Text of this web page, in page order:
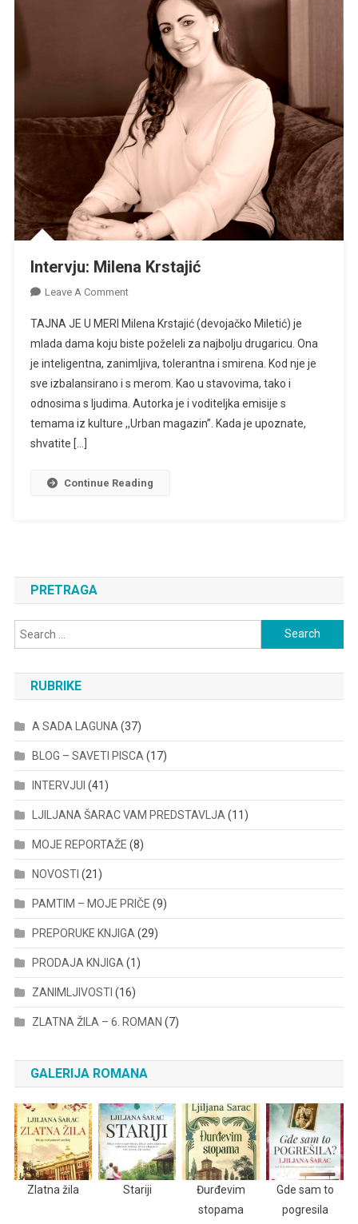
Intervju: Milena Krstajić
Leave A CommentOn
Milena
Krstajić
TAJNA JE U MERI Milena Krstajić (devojačko Miletić) je
mlada dama koju biste poželeli za najbolju drugaricu. Ona
je inteligentna, zanimljiva, tolerantna i smirena. Kod nje je
sve izbalansirano i s merom. Kao u stavovima, tako i
odnosima s ljudima. Autorka je i voditeljka emisije s
temama iz kulture ,,Urban magazin”. Kada je upoznate,
shvatite […]
Continue Reading
PRETRAGA
Search
for:
RUBRIKE
A SADA LAGUNA (37)
BLOG – SAVETI PISCA (17)
INTERVJUI (41)
LJILJANA ŠARAC VAM PREDSTAVLJA (11)
MOJE REPORTAŽE (8)
NOVOSTI (21)
PAMTIM – MOJE PRIČE (9)
PREPORUKE KNJIGA (29)
PRODAJA KNJIGA (1)
ZANIMLJIVOSTI (16)
ZLATNA ŽILA – 6. ROMAN (7)
GALERIJA ROMANA
Zlatna žila Stariji
Đurđevim
stopama
Gde sam to
pogresila